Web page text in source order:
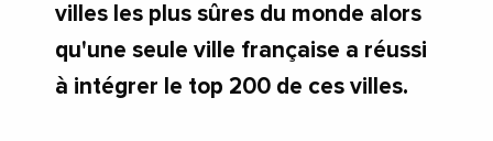
villes les plus sûres du monde alors
qu'une seule ville française a réussi
à intégrer le top 200 de ces villes.